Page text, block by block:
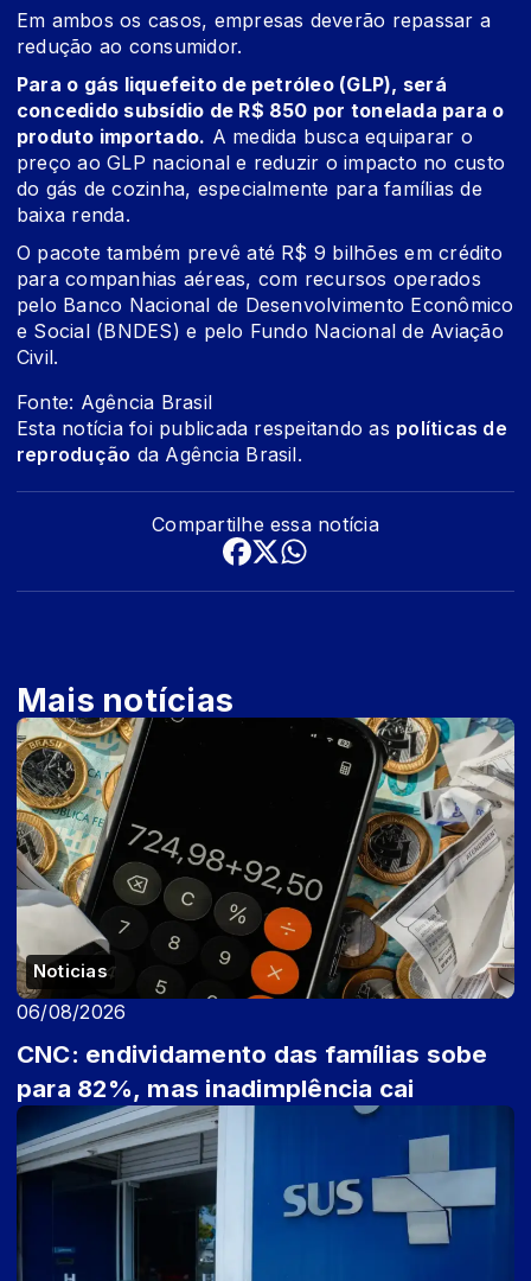
Em ambos os casos, empresas deverão repassar a
redução ao consumidor.
Para o gás liquefeito de petróleo (GLP), será
concedido subsídio de R$ 850 por tonelada para o
produto importado. A medida busca equiparar o
preço ao GLP nacional e reduzir o impacto no custo
do gás de cozinha, especialmente para famílias de
baixa renda.
O pacote também prevê até R$ 9 bilhões em crédito
para companhias aéreas, com recursos operados
pelo Banco Nacional de Desenvolvimento Econômico
e Social (BNDES) e pelo Fundo Nacional de Aviação
Civil.
Fonte: Agência Brasil
Esta notícia foi publicada respeitando as políticas de
reprodução da Agência Brasil.
Compartilhe essa notícia
Mais notícias
Noticias
06/08/2026
CNC: endividamento das famílias sobe
para 82%, mas inadimplência cai